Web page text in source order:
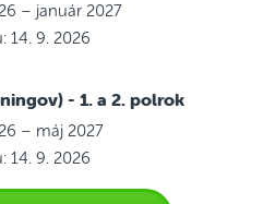
– január 2027
14. 9. 2026
- 1. a 2. polrok
– máj 2027
14. 9. 2026